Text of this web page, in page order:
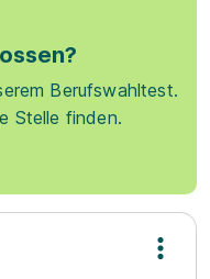
Berufswahltest.
Stelle finden.